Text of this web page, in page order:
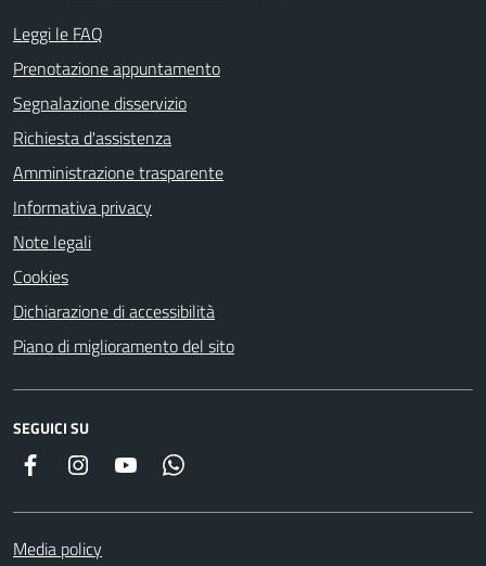
Leggi le FAQ
Prenotazione appuntamento
Segnalazione disservizio
Richiesta d'assistenza
Amministrazione trasparente
Informativa privacy
Note legali
Cookies
Dichiarazione di accessibilità
Piano di miglioramento del sito
SEGUICI SU
Facebook InstagramYouTube
Media policy